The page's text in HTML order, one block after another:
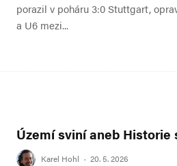
porazil v poháru 3:0 Stuttgart,
a U6 mezi...
Území sviní aneb Historie
Karel Hohl · 20. 5. 2026